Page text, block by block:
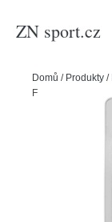
ZN sport.cz
Domů / Produkty /
Flex Cup, Junior